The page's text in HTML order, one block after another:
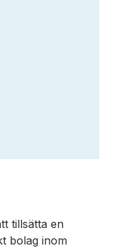
tillsätta en
bolag inom